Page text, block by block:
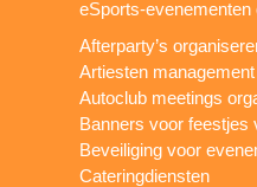
eSports-evenementen
Afterparty’s
Artiesten management
Autoclub meetings
Banners voor feestjes
Beveiliging voor
Cateringdiensten